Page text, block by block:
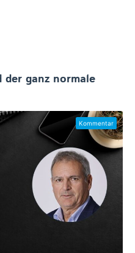
ganz normale